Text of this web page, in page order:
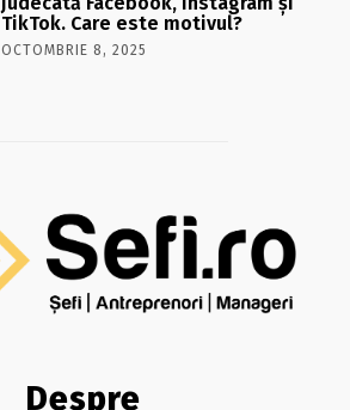
TikTok. Care este motivul?
OCTOMBRIE 8, 2025
Despre